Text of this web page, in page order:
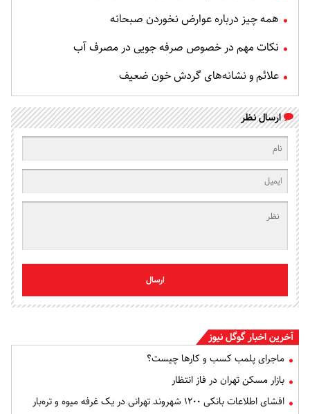
همه چیز درباره عوارض نخوردن صبحانه
نکات مهم در خصوص صرفه جویی در مصرف آب
علائم و نشانه‌های گردش خون ضعیف
ارسال نظر
ارسال
آخرین اخبار گوگل نیوز
ماجرای پلمب کسب و کارها چیست؟
بازار مسکن تهران در فاز انتظار
افشای اطلاعات بانکی ۱۲۰۰ شهروند تهرانی در یک غرفه میوه و تره‌بار